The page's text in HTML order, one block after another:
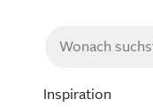
Inspiration